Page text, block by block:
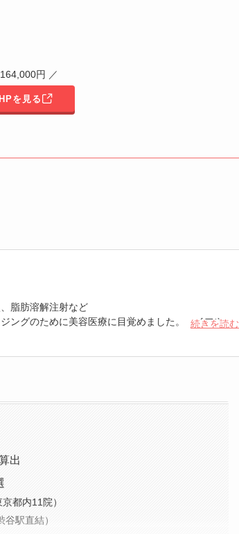
円 ／
を見る
脂肪溶解注射など
ングのために美容医療に目覚めました。ハイフやボ
続きを読む
出
都内11院）
駅直結）